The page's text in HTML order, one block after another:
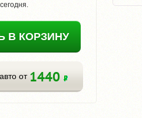
сегодня.
В КОРЗИНУ
от 1440